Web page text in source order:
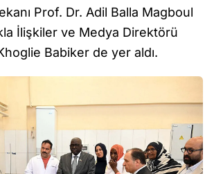
Prof. Dr. Adil Balla Magboul
İlişkiler ve Medya Direktörü
Babiker de yer aldı.